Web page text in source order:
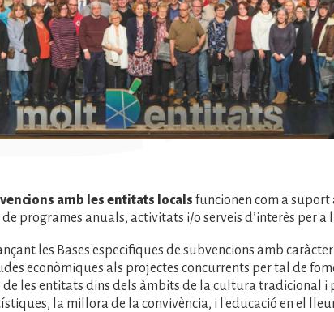
amb les entitats locals funcionen com a suport
programes anuals, activitats i/o serveis d’interès per a
les Bases especifiques de subvencions amb
econòmiques als projectes concurrents per tal de
les entitats dins dels àmbits de la cultura tradicional i
la millora de la convivència, i l'educació en el